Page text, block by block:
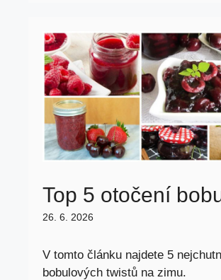
Top 5 otočení
26. 6. 2026
V tomto článku najdete 5
bobulových twistů na zimu.